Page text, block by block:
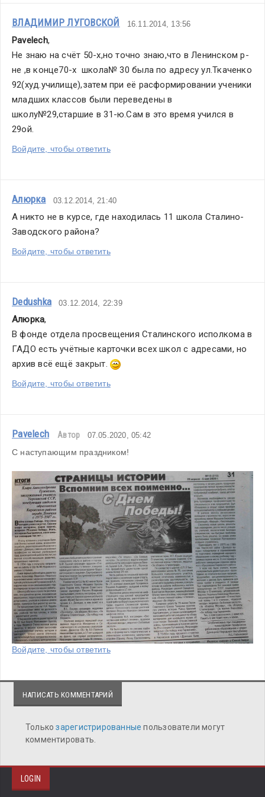
ВЛАДИМИР ЛУГОВСКОЙ 16.11.2014, 13:56
Pavelech,
Не знаю на счёт 50-х,но точно знаю,что в Ленинском р-
не ,в конце70-х  школа№ 30 была по адресу ул.Ткаченко
92(худ.училище),затем при её расформировании ученики
младших классов были переведены в
школу№29,старшие в 31-ю.Сам в это время учился в
29ой.
Войдите, чтобы ответить
Алюрка 03.12.2014, 21:40
А никто не в курсе, где находилась 11 школа Сталино-
Заводского района?
Войдите, чтобы ответить
Dedushka 03.12.2014, 22:39
Алюрка,
В фонде отдела просвещения Сталинского исполкома в
ГАДО есть учётные карточки всех школ с адресами, но
архив всё ещё закрыт.
Войдите, чтобы ответить
Pavelech Автор 07.05.2020, 05:42
С наступающим праздником!
Войдите, чтобы ответить
НАПИСАТЬ КОММЕНТАРИЙ
Толькозарегистрированныепользователи могут
комментировать.
LOGIN